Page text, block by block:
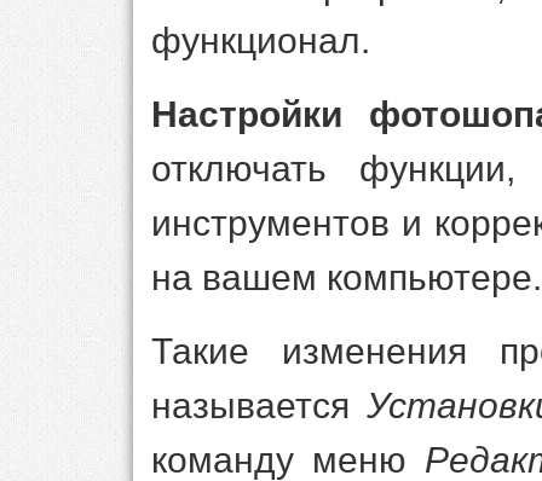
функционал.
Настройки
отключать
инструментов и
на вашем компьютере.
Такие изменения
называется
команду меню